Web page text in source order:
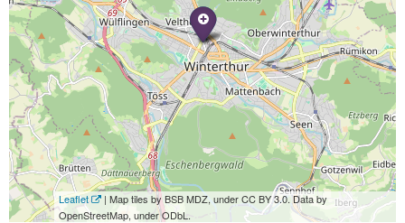
Leaflet
| Map tiles by BSB MDZ, under CC BY 3.0. Data by
OpenStreetMap, under ODbL.